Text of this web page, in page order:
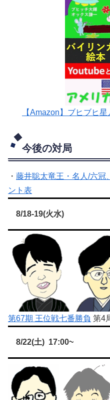
【Amazon】ブヒブヒ
今後の対局
・ 藤井聡太竜王・名人/六冠
ント表
8/18-19(火水)
第67期 王位戦七番勝負 第4
8/22(土) 17:00~